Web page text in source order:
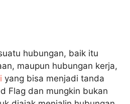
hubungan, baik itu
maupun hubungan kerja,
yang bisa menjadi tanda
Flag dan mungkin bukan